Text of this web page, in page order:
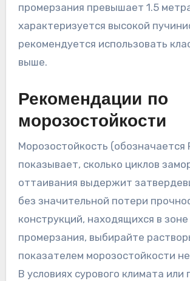
промерзания превышает 1.5
характеризуется высокой
рекомендуется использовать
выше.
Рекомендации по
морозостойкости
Морозостойкость (обозначается
показывает, сколько циклов
оттаивания выдержит
без значительной потери
конструкций, находящихся в зоне
промерзания, выбирайте
показателем морозостойкости
В условиях сурового климата или